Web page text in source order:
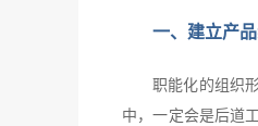
一、建立产
职能化的组织
中，一定会是后道